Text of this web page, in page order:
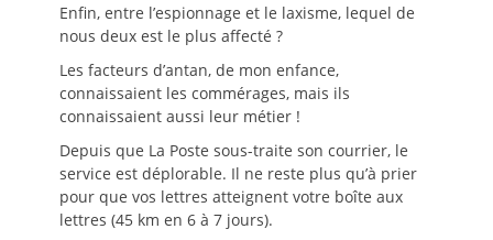
Enfin, entre l’espionnage et le laxisme, lequel de
nous deux est le plus affecté ?
Les facteurs d’antan, de mon enfance,
connaissaient les commérages, mais ils
connaissaient aussi leur métier !
Depuis que La Poste sous-traite son courrier, le
service est déplorable. Il ne reste plus qu’à prier
pour que vos lettres atteignent votre boîte aux
lettres (45 km en 6 à 7 jours).